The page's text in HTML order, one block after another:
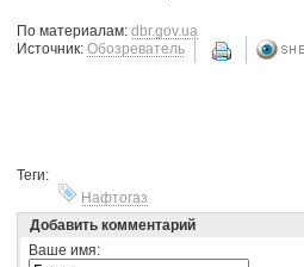
По материалам: dbr.gov.ua
Источник: Обозреватель
Теги:
Нафтогаз
Добавить комментарий
Ваше имя: